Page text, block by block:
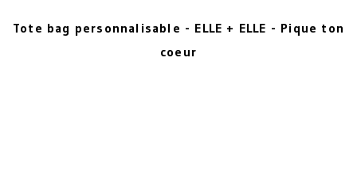
Tote bag personnalisable - ELLE + ELLE - Pique ton
coeur